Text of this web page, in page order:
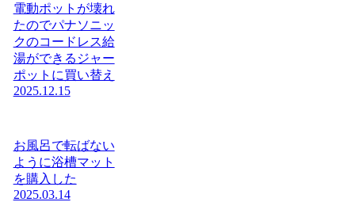
電動ポットが壊れ
たのでパナソニッ
クのコードレス給
湯ができるジャー
ポットに買い替え
2025.12.15
お風呂で転ばない
ように浴槽マット
を購入した
2025.03.14